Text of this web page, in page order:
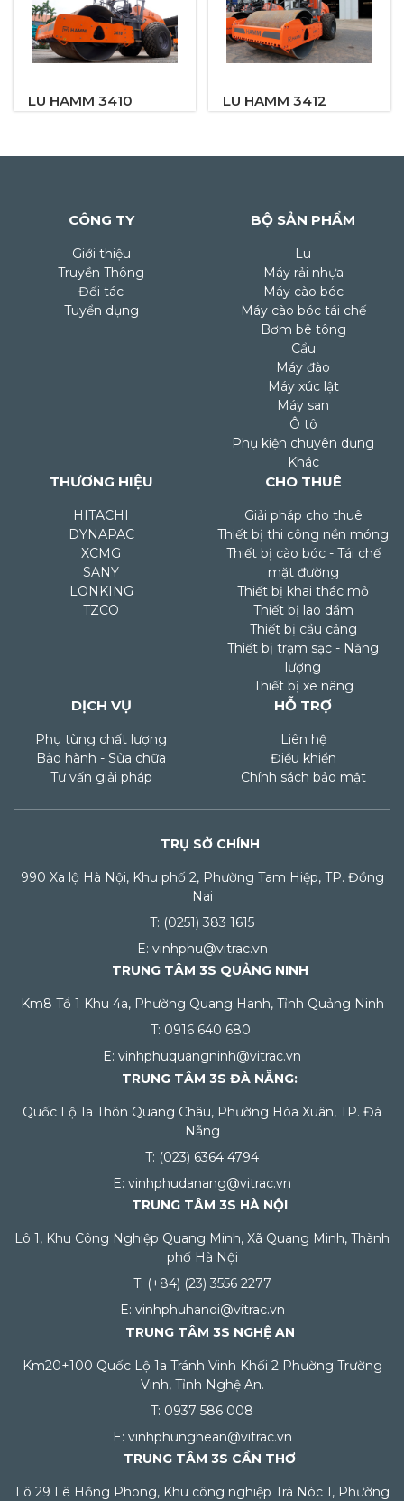
LU HAMM 3410 LU HAMM 3412
CÔNG TY
Giới thiệu
Truyền Thông
Đối tác
Tuyển dụng
BỘ SẢN PHẨM
Lu
Máy rải nhựa
Máy cào bóc
Máy cào bóc tái chế
Bơm bê tông
Cẩu
Máy đào
Máy xúc lật
Máy san
Ô tô
Phụ kiện chuyên dụng
Khác
THƯƠNG HIỆU
HITACHI
DYNAPAC
XCMG
SANY
LONKING
TZCO
CHO THUÊ
Giải pháp cho thuê
Thiết bị thi công nền móng
Thiết bị cào bóc - Tái chế
mặt đường
Thiết bị khai thác mỏ
Thiết bị lao dầm
Thiết bị cầu cảng
Thiết bị trạm sạc - Năng
lượng
Thiết bị xe nâng
DỊCH VỤ
Phụ tùng chất lượng
Bảo hành - Sửa chữa
Tư vấn giải pháp
HỖ TRỢ
Liên hệ
Điều khiển
Chính sách bảo mật
TRỤ SỞ CHÍNH
990 Xa lộ Hà Nội, Khu phố 2, Phường Tam Hiệp, TP. Đồng
Nai
T: (0251) 383 1615
E: vinhphu@vitrac.vn
TRUNG TÂM 3S QUẢNG NINH
Km8 Tổ 1 Khu 4a, Phường Quang Hanh, Tỉnh Quảng Ninh
T: 0916 640 680
E: vinhphuquangninh@vitrac.vn
TRUNG TÂM 3S ĐÀ NẴNG:
Quốc Lộ 1a Thôn Quang Châu, Phường Hòa Xuân, TP. Đà
Nẵng
T: (023) 6364 4794
E: vinhphudanang@vitrac.vn
TRUNG TÂM 3S HÀ NỘI
Lô 1, Khu Công Nghiệp Quang Minh, Xã Quang Minh, Thành
phố Hà Nội
T: (+84) (23) 3556 2277
E: vinhphuhanoi@vitrac.vn
TRUNG TÂM 3S NGHỆ AN
Km20+100 Quốc Lộ 1a Tránh Vinh Khối 2 Phường Trường
Vinh, Tỉnh Nghệ An.
T: 0937 586 008
E: vinhphunghean@vitrac.vn
TRUNG TÂM 3S CẦN THƠ
Lô 29 Lê Hồng Phong, Khu công nghiệp Trà Nóc 1, Phường